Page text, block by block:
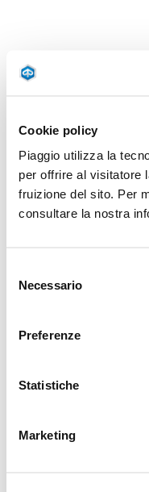
Cookie policy
Piaggio utilizza la
per offrire al visitatore
fruizione del sito. Per
consultare la nostra
delNecessario
Preferenze
Statistiche
Marketing